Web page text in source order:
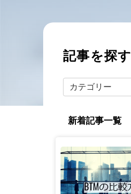
記事を探す
カテゴリー
新着記事一覧